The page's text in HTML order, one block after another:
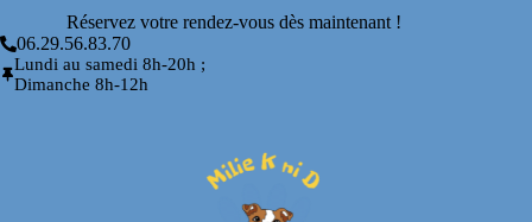
Réservez votre rendez-vous dès maintenant !
06.29.56.83.70
Lundi au samedi 8h-20h ;
Dimanche 8h-12h